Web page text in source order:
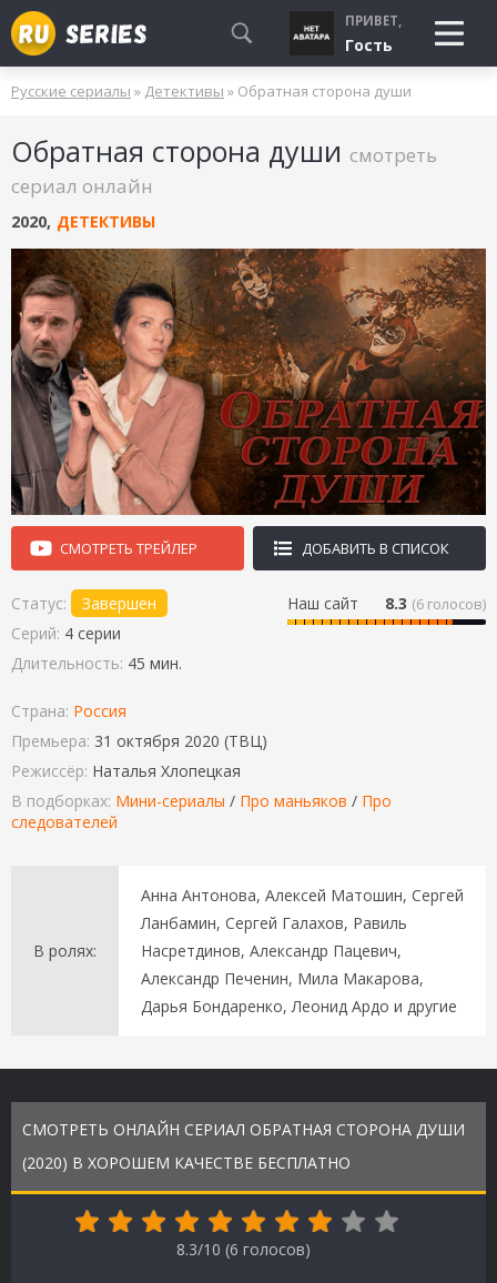
СМОТРЮ
БУДУ СМОТРЕТЬ
УЖЕ СМОТРЕЛ
ПРИВЕТ,
Гость
Русские сериалы » Детективы » Обратная сторона души
Обратная сторона души смотреть
сериал онлайн
2020, ДЕТЕКТИВЫ
СМОТРЕТЬ ТРЕЙЛЕР ДОБАВИТЬ В СПИСОК
Наш сайт 8.3 (6 голосов)
Статус:
Завершен
Серий: 4 серии
Длительность: 45 мин.
Страна: Россия
Премьера: 31 октября 2020 (ТВЦ)
Режиссёр: Наталья Хлопецкая
В подборках: Мини-сериалы / Про маньяков / Про
следователей
В ролях:
Анна Антонова, Алексей Матошин, Сергей
Ланбамин, Сергей Галахов, Равиль
Насретдинов, Александр Пацевич,
Александр Печенин, Мила Макарова,
Дарья Бондаренко, Леонид Ардо и другие
СМОТРЕТЬ ОНЛАЙН СЕРИАЛ ОБРАТНАЯ СТОРОНА ДУШИ
(2020) В ХОРОШЕМ КАЧЕСТВЕ БЕСПЛАТНО
8.3/10 (6 голосов)